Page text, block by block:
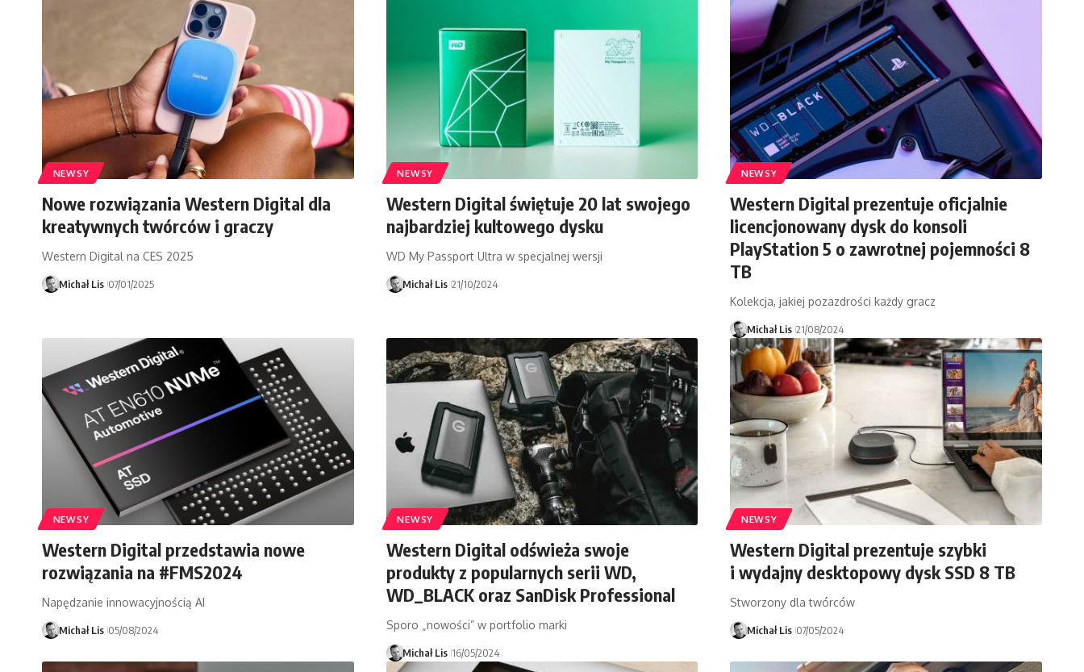
NEWSY
Nowe rozwiązania Western Digital dla
kreatywnych twórców i graczy
Western Digital na CES 2025
Michał Lis 07/01/2025
NEWSY
Western Digital świętuje 20 lat swojego
najbardziej kultowego dysku
WD My Passport Ultra w specjalnej wersji
Michał Lis 21/10/2024
NEWSY
Western Digital prezentuje oficjalnie
licencjonowany dysk do konsoli
PlayStation 5 o zawrotnej pojemności 8
TB
Kolekcja, jakiej pozazdrości każdy gracz
Michał Lis 21/08/2024
NEWSY
Western Digital przedstawia nowe
rozwiązania na #FMS2024
Napędzanie innowacyjnością AI
Michał Lis 05/08/2024
NEWSY
Western Digital odświeża swoje
produkty z popularnych serii WD,
WD_BLACK oraz SanDisk Professional
Sporo „nowości” w portfolio marki
Michał Lis 16/05/2024
NEWSY
Western Digital prezentuje szybki
i wydajny desktopowy dysk SSD 8 TB
Stworzony dla twórców
Michał Lis 07/05/2024